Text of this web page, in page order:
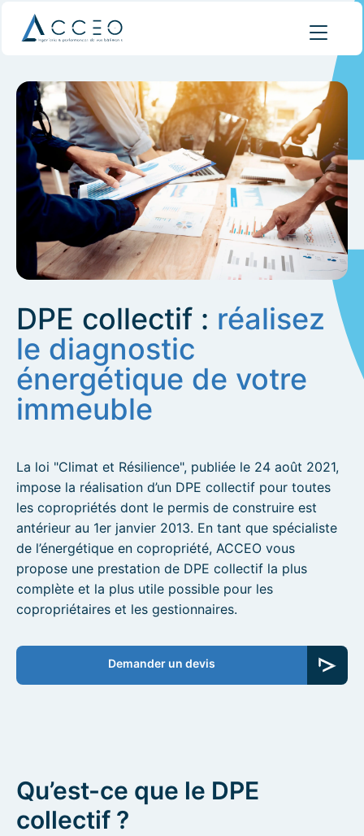
DPE collectif : réalisez
le diagnostic
énergétique de votre
immeuble
La loi "Climat et Résilience", publiée le 24 août 2021,
impose la réalisation d’un DPE collectif pour toutes
les copropriétés dont le permis de construire est
antérieur au 1er janvier 2013. En tant que spécialiste
de l’énergétique en copropriété, ACCEO vous
propose une prestation de DPE collectif la plus
complète et la plus utile possible pour les
copropriétaires et les gestionnaires.
Demander un devis
Qu’est-ce que le DPE
collectif ?